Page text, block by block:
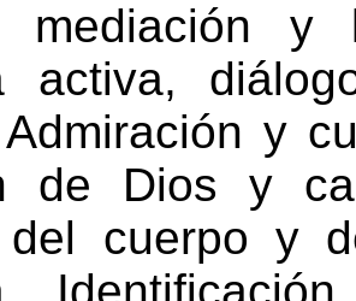
mediación y
activa,
y
de Dios y
del cuerpo y